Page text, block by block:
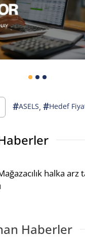
#ASELS, #Hedef
halka arz
Haberler